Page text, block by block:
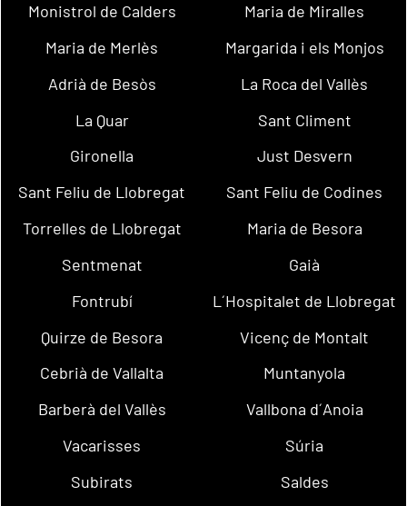
Monistrol de Calders
Maria de Miralles
Maria de Merlès
Margarida i els Monjos
Adrià de Besòs
La Roca del Vallès
La Quar
Sant Climent
Gironella
Just Desvern
Sant Feliu de Llobregat
Sant Feliu de Codines
Torrelles de Llobregat
Maria de Besora
Sentmenat
Gaià
Fontrubí
L´Hospitalet de Llobregat
Quirze de Besora
Vicenç de Montalt
Cebrià de Vallalta
Muntanyola
Barberà del Vallès
Vallbona d´Anoia
Vacarisses
Súria
Subirats
Saldes